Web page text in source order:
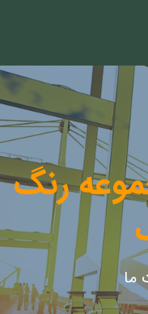
رنگ
ما